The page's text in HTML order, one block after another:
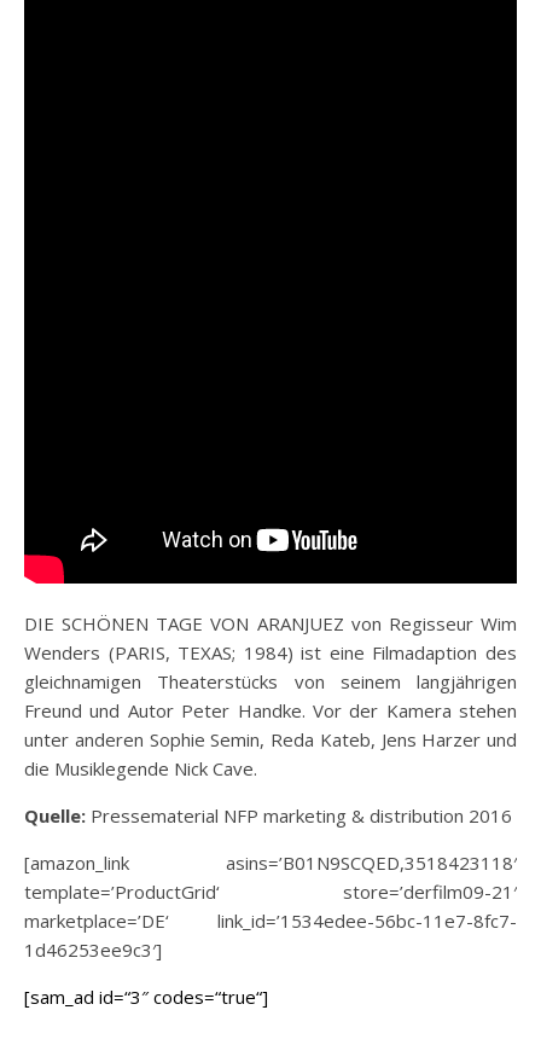
DIE SCHÖNEN TAGE VON ARANJUEZ von Regisseur Wim
Wenders (PARIS, TEXAS; 1984) ist eine Filmadaption des
gleichnamigen Theaterstücks von seinem langjährigen
Freund und Autor Peter Handke. Vor der Kamera stehen
unter anderen Sophie Semin, Reda Kateb, Jens Harzer und
die Musiklegende Nick Cave.
Quelle: Pressematerial NFP marketing & distribution 2016
[amazon_link asins=’B01N9SCQED,3518423118′
template=’ProductGrid‘ store=’derfilm09-21′
marketplace=’DE‘ link_id=’1534edee-56bc-11e7-8fc7-
1d46253ee9c3′]
[sam_ad id=“3″ codes=“true“]